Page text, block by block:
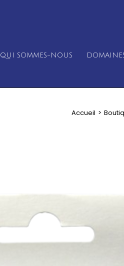
QUI SOMMES-NOUS
Accueil